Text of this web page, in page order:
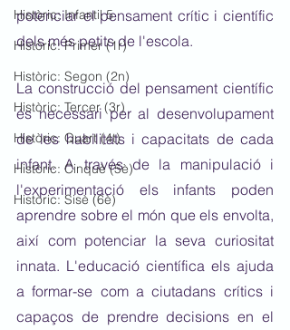
Històric: Infantil 5
Històric: Primer (1r)
Històric: Segon (2n)
Històric: Tercer (3r)
Històric: Quart (4t)
Històric: Cinquè (5è)
Històric: Sisè (6è)
potenciar el pensament crític i científic
dels més petits de l'escola.
La construcció del pensament científic
és necessari per al desenvolupament
de les habilitats i capacitats de cada
infant. A través de la manipulació i
l'experimentació els infants poden
aprendre sobre el món que els envolta,
així com potenciar la seva curiositat
innata. L'educació científica els ajuda
a formar-se com a ciutadans crítics i
capaços de prendre decisions en el